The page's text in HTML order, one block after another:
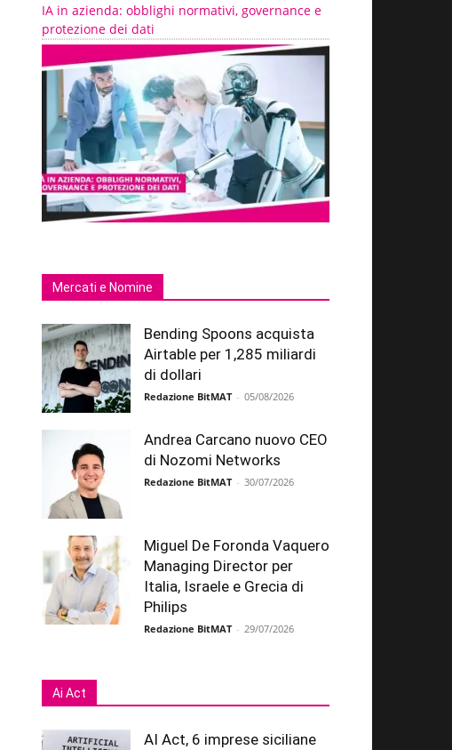
IA in azienda: obblighi normativi, governance e
protezione dei dati
Mercati e Nomine
Bending Spoons acquista
Airtable per 1,285 miliardi
di dollari
Redazione BitMAT - 05/08/2026
Andrea Carcano nuovo CEO
di Nozomi Networks
Redazione BitMAT - 30/07/2026
Miguel De Foronda Vaquero
Managing Director per
Italia, Israele e Grecia di
Philips
Redazione BitMAT - 29/07/2026
Ai Act
AI Act, 6 imprese siciliane